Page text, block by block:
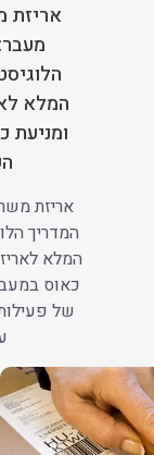
אריזת
המלא
ומניעת
אריזת
המדריך
המלא
כאוס
של